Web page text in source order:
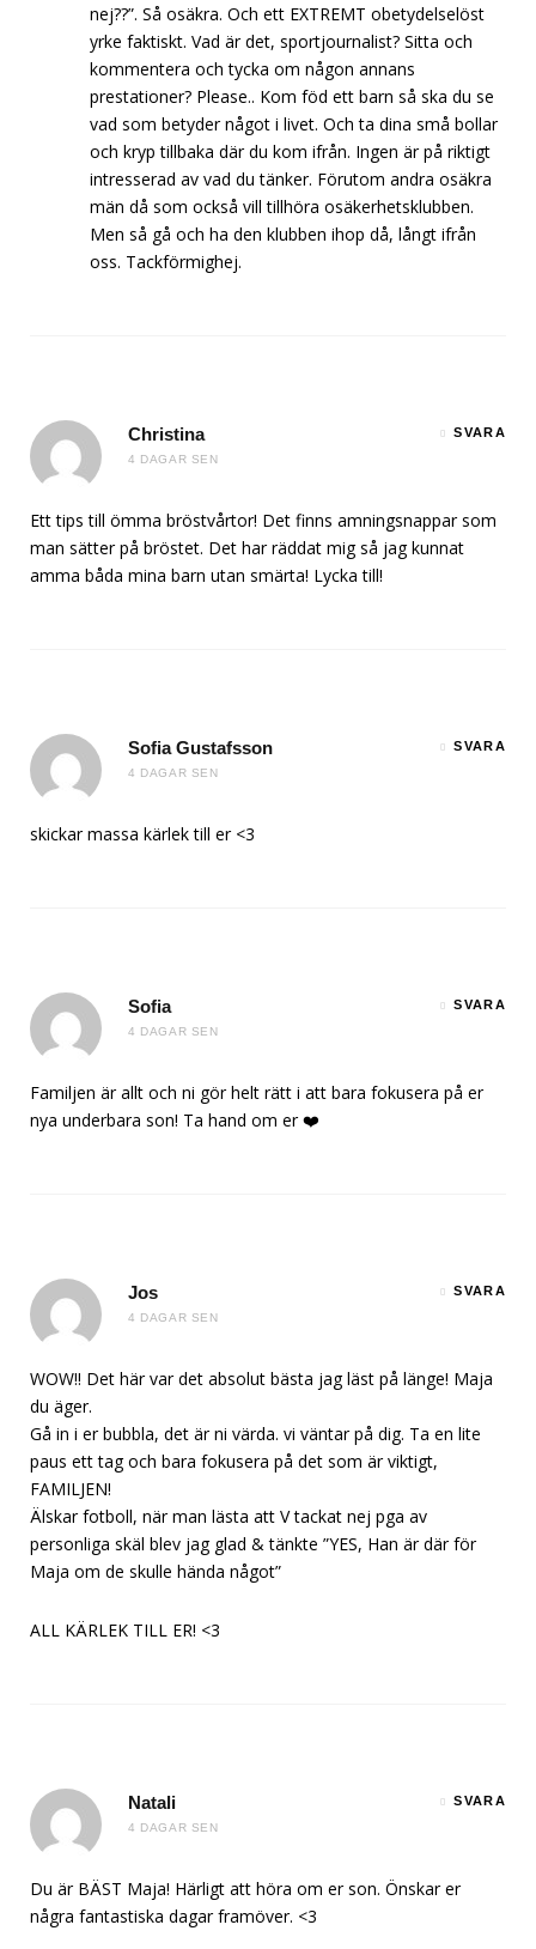
nej??”. Så osäkra. Och ett EXTREMT obetydelselöst
yrke faktiskt. Vad är det, sportjournalist? Sitta och
kommentera och tycka om någon annans
prestationer? Please.. Kom föd ett barn så ska du se
vad som betyder något i livet. Och ta dina små bollar
och kryp tillbaka där du kom ifrån. Ingen är på riktigt
intresserad av vad du tänker. Förutom andra osäkra
män då som också vill tillhöra osäkerhetsklubben.
Men så gå och ha den klubben ihop då, långt ifrån
oss. Tackförmighej.
Christina
4 DAGAR SEN
SVARA
Ett tips till ömma bröstvårtor! Det finns amningsnappar som
man sätter på bröstet. Det har räddat mig så jag kunnat
amma båda mina barn utan smärta! Lycka till!
Sofia Gustafsson
4 DAGAR SEN
SVARA
skickar massa kärlek till er <3
Sofia
4 DAGAR SEN
SVARA
Familjen är allt och ni gör helt rätt i att bara fokusera på er
nya underbara son! Ta hand om er ❤️
Jos
4 DAGAR SEN
SVARA
WOW!! Det här var det absolut bästa jag läst på länge! Maja
du äger.
Gå in i er bubbla, det är ni värda. vi väntar på dig. Ta en lite
paus ett tag och bara fokusera på det som är viktigt,
FAMILJEN!
Älskar fotboll, när man lästa att V tackat nej pga av
personliga skäl blev jag glad & tänkte ”YES, Han är där för
Maja om de skulle hända något”
ALL KÄRLEK TILL ER! <3
Natali
4 DAGAR SEN
SVARA
Du är BÄST Maja! Härligt att höra om er son. Önskar er
några fantastiska dagar framöver. <3